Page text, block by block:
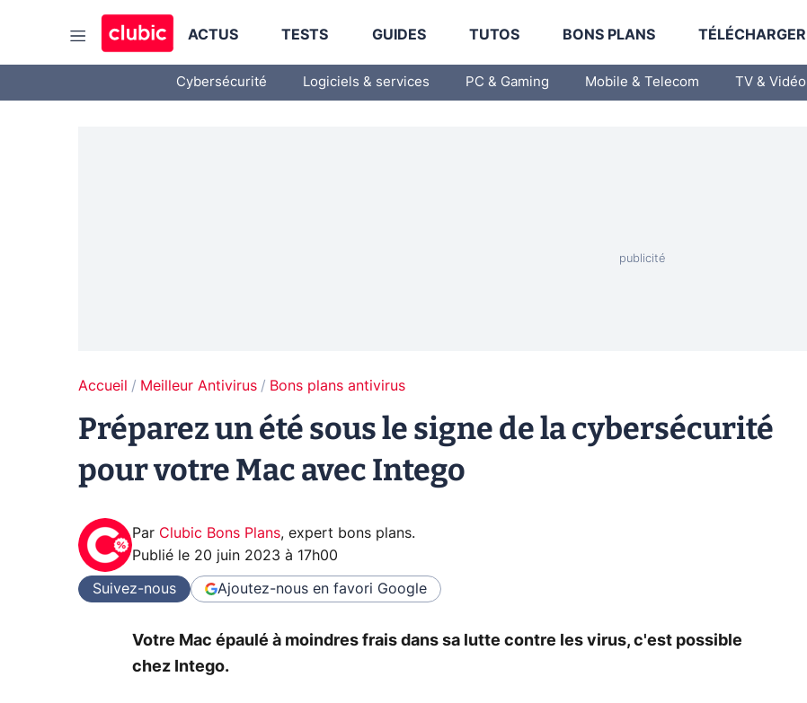
ACTUS TESTS GUIDES TUTOS BONS PLANS TÉLÉCHARGER
Cybersécurité Logiciels & services PC & Gaming Mobile & Telecom TV & Vidéo
Accueil Meilleur Antivirus Bons plans antivirus
Préparez un été sous le signe de la cybersécurité
pour votre Mac avec Intego
Par Clubic Bons Plans, expert bons plans.
Publié le 20 juin 2023 à 17h00
Suivez-nous Ajoutez-nous en favori Google
Votre Mac épaulé à moindres frais dans sa lutte contre les virus, c'est possible
chez Intego.